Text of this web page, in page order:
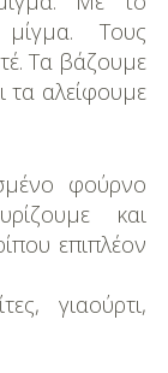
μίγμα. Τους
Τα βάζουμε
τα αλείφουμε
φούρνο
και
επιπλέον
γιαούρτι,